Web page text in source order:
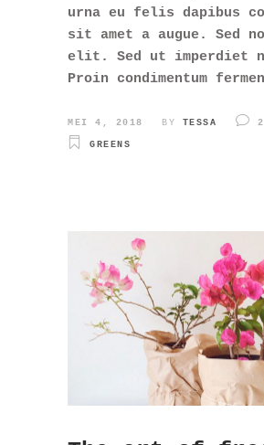
urna eu felis dapibus
sit amet a augue. Sed
elit. Sed ut imperdiet
Proin condimentum
MEI 4, 2018 BY TESSA 2
GREENS